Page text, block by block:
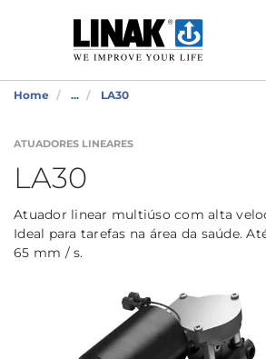
Home ... LA30
ATUADORES LINEARES
LA30
Atuador linear multiúso com alta
Ideal para tarefas na área da saúde.
65 mm / s.